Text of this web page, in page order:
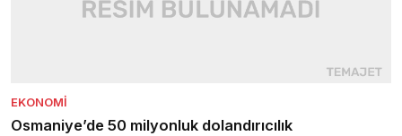
EKONOMI
Osmaniye’de 50 milyonluk dolandırıcılık